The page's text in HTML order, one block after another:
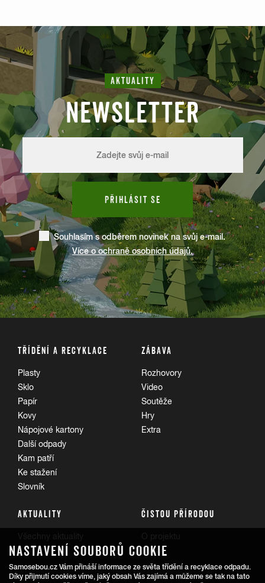
AKTUALITY
NEWSLETTER
PŘIHLÁSIT SE
Souhlasím s odběrem novinek na svůj e-mail.
Více o ochraně osobních údajů.
TŘÍDĚNÍ A RECYKLACE
Plasty
Sklo
Papír
Kovy
Nápojové kartony
Další odpady
Kam patří
Ke stažení
Slovník
ZÁBAVA
Rozhovory
Video
Soutěže
Hry
Extra
AKTUALITY ČISTOU PŘÍRODOU
Trasy
NASTAVENÍ SOUBORŮ COOKIE
Samosebou.cz Vám přináší informace ze světa třídění a recyklace odpadu.
Díky přijmutí cookies víme, jaký obsah Vás zajímá a můžeme se tak na tato